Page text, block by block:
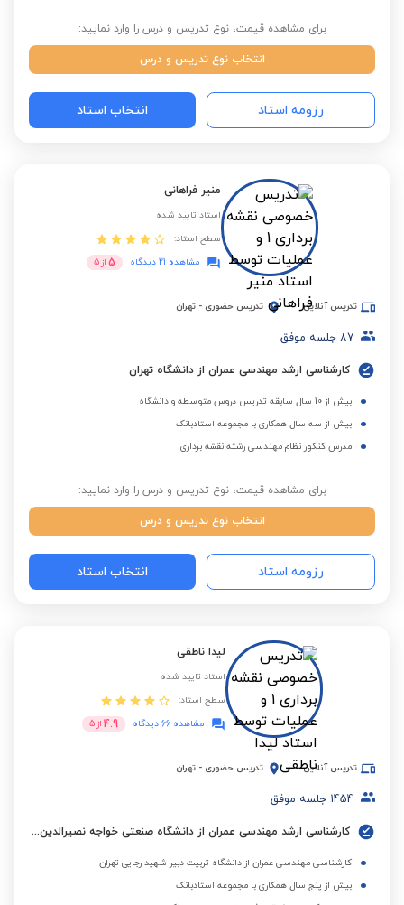
برای مشاهده قیمت، نوع تدریس و درس را وارد نمایید:
انتخاب نوع تدریس و درس
رزومه استاد انتخاب استاد
منیر فراهانی
استاد تایید شده
سطح استاد:
مشاهده 21 دیدگاه
5 از 5
تدریس آنلاین تدریس حضوری - تهران
87 جلسه موفق
کارشناسی ارشد مهندسی عمران از دانشگاه تهران
بیش از 10 سال سابقه تدریس دروس متوسطه و دانشگاه
بیش از سه سال همکاری با مجموعه استادبانک
مدرس کنکور نظام مهندسی رشته نقشه برداری
برای مشاهده قیمت، نوع تدریس و درس را وارد نمایید:
انتخاب نوع تدریس و درس
رزومه استاد انتخاب استاد
لیدا ناطقی
استاد تایید شده
سطح استاد:
مشاهده 66 دیدگاه
4.9 از 5
تدریس آنلاین تدریس حضوری - تهران
1454 جلسه موفق
کارشناسی ارشد مهندسی عمران از دانشگاه صنعتی خواجه نصیرالدین طوسی
کارشناسی مهندسی عمران از دانشگاه تربیت دبیر شهید رجایی تهران
بیش از پنج سال همکاری با مجموعه استادبانک